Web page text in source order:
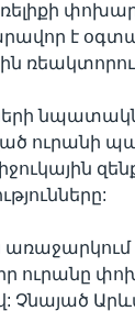
է
նպատակն
ուրանի
է
ուրանը
Չնայած